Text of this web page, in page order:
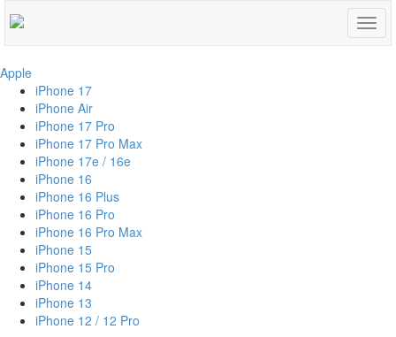
Apple
iPhone 17
iPhone Air
iPhone 17 Pro
iPhone 17 Pro Max
iPhone 17e / 16e
iPhone 16
iPhone 16 Plus
iPhone 16 Pro
iPhone 16 Pro Max
iPhone 15
iPhone 15 Pro
iPhone 14
iPhone 13
iPhone 12 / 12 Pro